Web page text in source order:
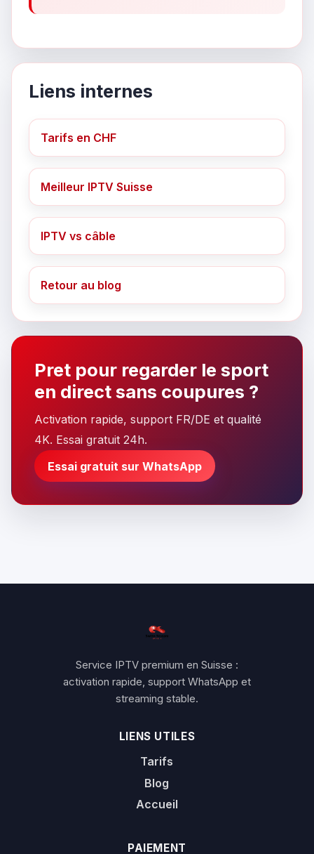
Liens internes
Tarifs en CHF
Meilleur IPTV Suisse
IPTV vs câble
Retour au blog
Pret pour regarder le sport
en direct sans coupures ?
Activation rapide, support FR/DE et qualité
4K. Essai gratuit 24h.
Essai gratuit sur WhatsApp
Service IPTV premium en Suisse :
activation rapide, support WhatsApp et
streaming stable.
LIENS UTILES
Tarifs
Blog
Accueil
PAIEMENT